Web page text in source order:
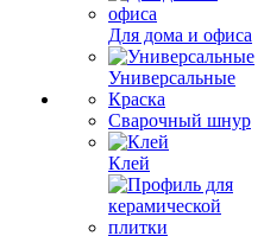
Для дома и офиса
Универсальные
Краска
Сварочный шнур
Клей